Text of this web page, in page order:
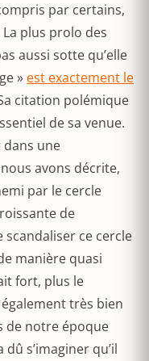
par certains,
plus prolo des
aussi sotte qu’elle
» est exactement le
citation polémique
de sa venue.
dans une
avons décrite,
par le cercle
de
scandaliser ce cercle
manière quasi
fort, plus le
très bien
de notre époque
s’imaginer qu’il